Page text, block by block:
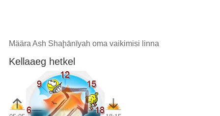
Määra Ash Shaḩānīyah oma vaikimisi linna
Kellaaeg hetkel